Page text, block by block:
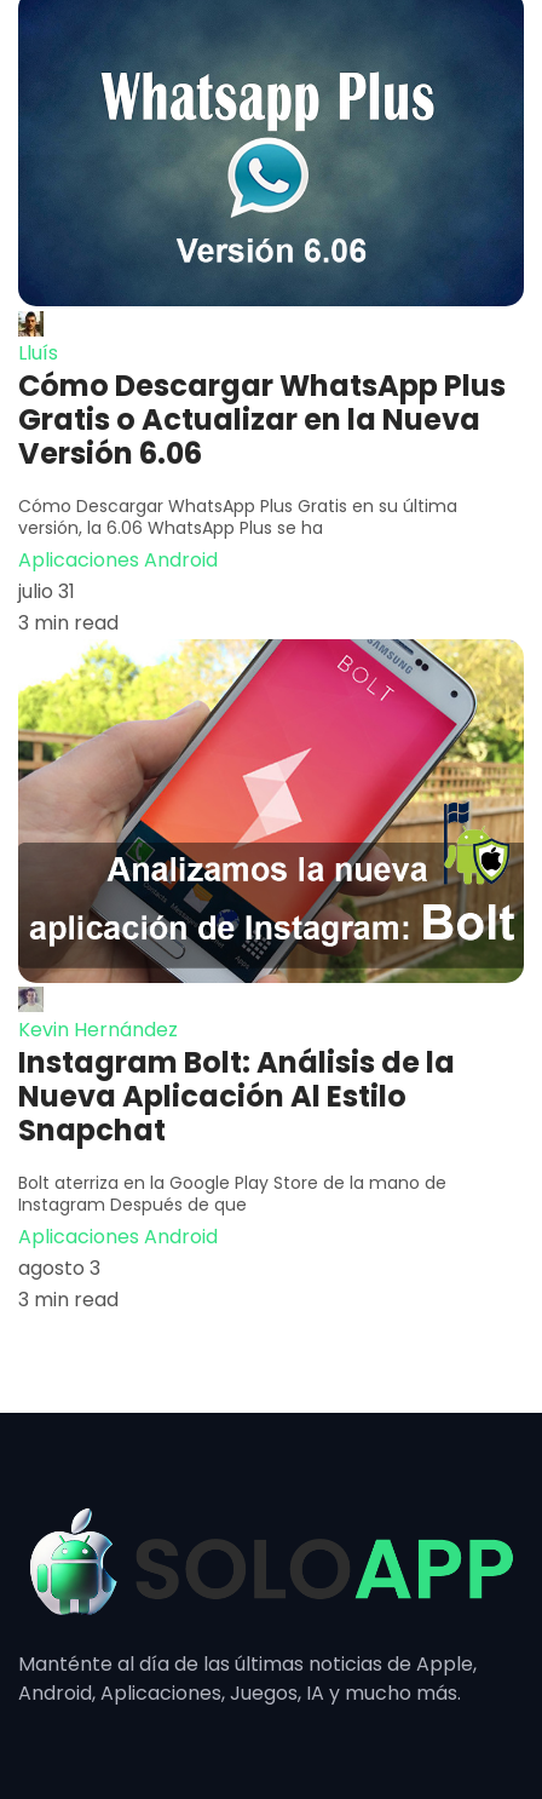
Lluís
Cómo Descargar WhatsApp Plus
Gratis o Actualizar en la Nueva
Versión 6.06
Cómo Descargar WhatsApp Plus Gratis en su última
versión, la 6.06 WhatsApp Plus se ha
Aplicaciones Android
julio 31
3 min read
Kevin Hernández
Instagram Bolt: Análisis de la
Nueva Aplicación Al Estilo
Snapchat
Bolt aterriza en la Google Play Store de la mano de
Instagram Después de que
Aplicaciones Android
agosto 3
3 min read
Manténte al día de las últimas noticias de Apple,
Android, Aplicaciones, Juegos, IA y mucho más.